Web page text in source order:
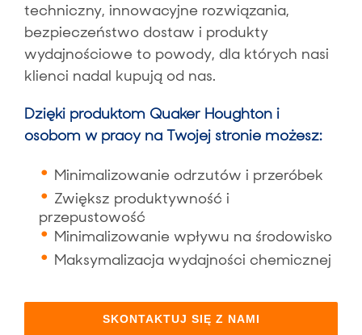
techniczny, innowacyjne rozwiązania,
bezpieczeństwo dostaw i produkty
wydajnościowe to powody, dla których nasi
klienci nadal kupują od nas.
Dzięki produktom Quaker Houghton i
osobom w pracy na Twojej stronie możesz:
Minimalizowanie odrzutów i przeróbek
Zwiększ produktywność i
przepustowość
Minimalizowanie wpływu na środowisko
Maksymalizacja wydajności chemicznej
SKONTAKTUJ SIĘ Z NAMI